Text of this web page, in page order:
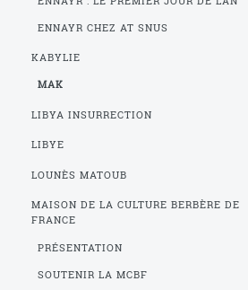
ENNAYR CHEZ AT SNUS
KABYLIE
MAK
LIBYA INSURRECTION
LIBYE
LOUNÈS MATOUB
MAISON DE LA CULTURE BERBÈRE DE
FRANCE
PRÉSENTATION
SOUTENIR LA MCBF